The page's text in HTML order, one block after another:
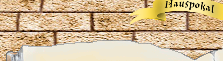
Prior Incantato
Priori Incantatem
Reductio
Reducto
Rictusempra
Schluck Schnecken